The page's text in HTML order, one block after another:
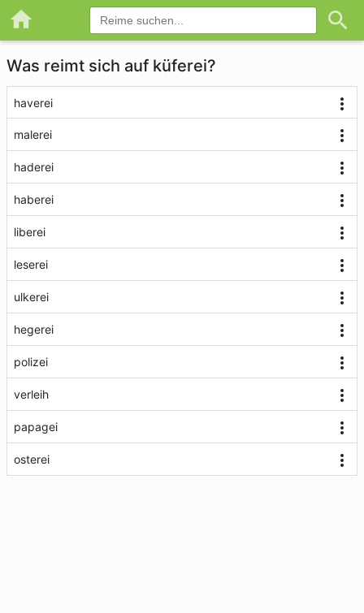
Was reimt sich auf küferei?
haverei
malerei
haderei
haberei
liberei
leserei
ulkerei
hegerei
polizei
verleih
papagei
osterei